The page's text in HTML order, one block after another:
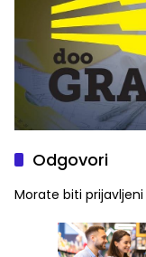
Odgovori
Morate biti prijavljeni